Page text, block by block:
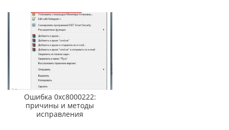
Ошибка 0xc8000222:
причины и методы
исправления